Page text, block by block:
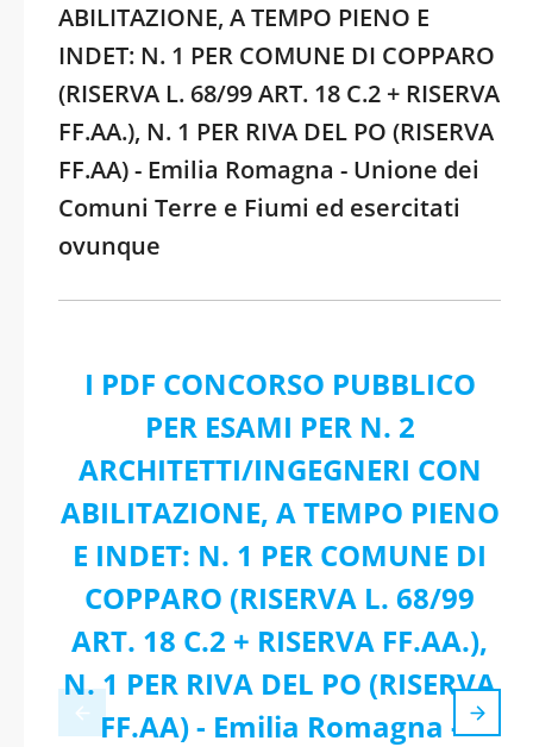
ABILITAZIONE, A TEMPO PIENO E
INDET: N. 1 PER COMUNE DI COPPARO
(RISERVA L. 68/99 ART. 18 C.2 + RISERVA
FF.AA.), N. 1 PER RIVA DEL PO (RISERVA
FF.AA) - Emilia Romagna - Unione dei
Comuni Terre e Fiumi ed esercitati
ovunque
I PDF CONCORSO PUBBLICO
PER ESAMI PER N. 2
ARCHITETTI/INGEGNERI CON
ABILITAZIONE, A TEMPO PIENO
E INDET: N. 1 PER COMUNE DI
COPPARO (RISERVA L. 68/99
ART. 18 C.2 + RISERVA FF.AA.),
N. 1 PER RIVA DEL PO (RISERVA
FF.AA) - Emilia Romagna -